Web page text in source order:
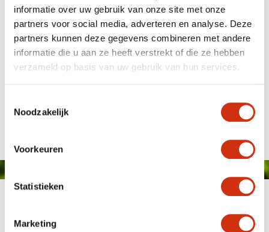
informatie over uw gebruik van onze site met onze
partners voor social media, adverteren en analyse. Deze
partners kunnen deze gegevens combineren met andere
informatie die u aan ze heeft verstrekt of die ze hebben
verzameld op basis van uw gebruik van hun services.
Noodzakelijk
Voorkeuren
Statistieken
Marketing
Gepubliceerd op: 28 oktober 2025